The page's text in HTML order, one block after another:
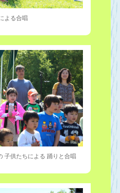
よる合唱
子供たちによる 踊りと合唱